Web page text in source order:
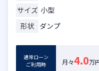
サイズ 小型
形状 ダンプ
通常ローン
ご利用時
月々4.0万